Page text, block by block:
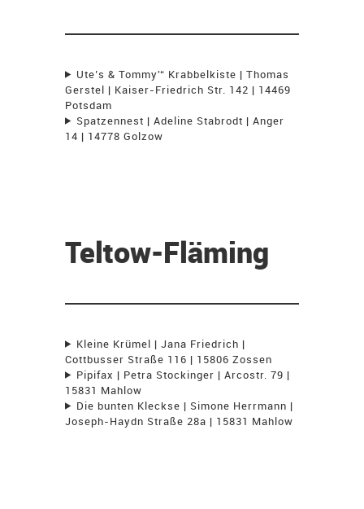
Ute’s & Tommy'“ Krabbelkiste | Thomas
Gerstel | Kaiser-Friedrich Str. 142 | 14469
Potsdam
Spatzennest | Adeline Stabrodt | Anger
14 | 14778 Golzow
Teltow-Fläming
Kleine Krümel | Jana Friedrich |
Cottbusser Straße 116 | 15806 Zossen
Pipifax | Petra Stockinger | Arcostr. 79 |
15831 Mahlow
Die bunten Kleckse | Simone Herrmann |
Joseph-Haydn Straße 28a | 15831 Mahlow